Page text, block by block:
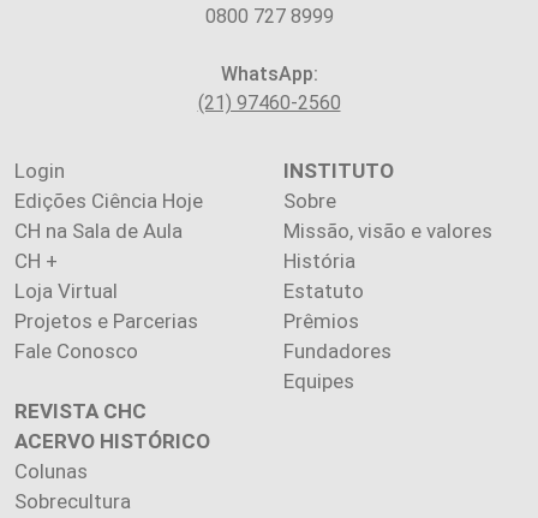
0800 727 8999
WhatsApp:
(21) 97460-2560
Login
Edições Ciência Hoje
CH na Sala de Aula
CH +
Loja Virtual
Projetos e Parcerias
Fale Conosco
INSTITUTO
Sobre
Missão, visão e valores
História
Estatuto
Prêmios
Fundadores
Equipes
REVISTA CHC
ACERVO HISTÓRICO
Colunas
Sobrecultura